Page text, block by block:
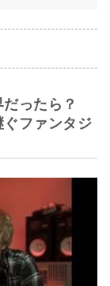
ったら？
ぐファンタジ